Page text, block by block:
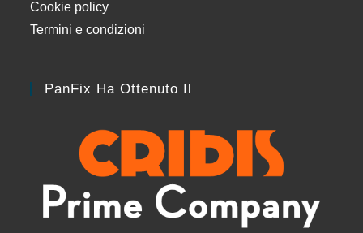
Cookie policy
Termini e condizioni
PanFix Ha Ottenuto Il